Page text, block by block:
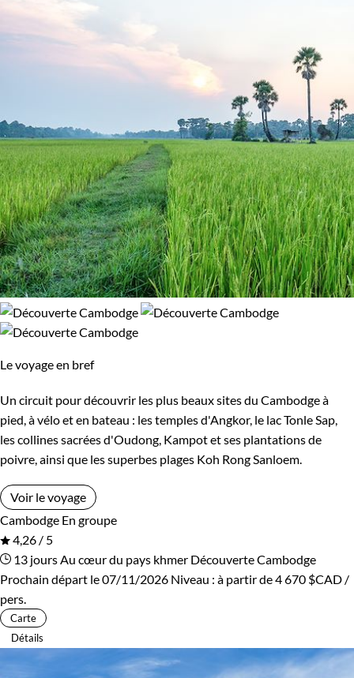
Le voyage en bref
Un circuit pour découvrir les plus beaux sites du Cambodge à
pied, à vélo et en bateau : les temples d'Angkor, le lac Tonle Sap,
les collines sacrées d'Oudong, Kampot et ses plantations de
poivre, ainsi que les superbes plages Koh Rong Sanloem.
Voir le voyage
Cambodge En groupe
4,26 / 5
13 jours Au cœur du pays khmer Découverte Cambodge
Prochain départ le 07/11/2026 Niveau : à partir de4 670 $CAD /
pers.
Carte
Détails